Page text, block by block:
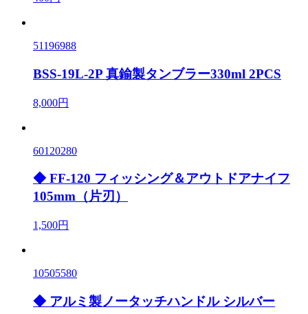
51196988
BSS-19L-2P 真鍮製タンブラー330ml 2PCS
8,000円
60120280
◆ FF-120 フィッシング＆アウトドアナイフ
105mm（片刃）
1,500円
10505580
◆ アルミ製ノータッチハンドル シルバー